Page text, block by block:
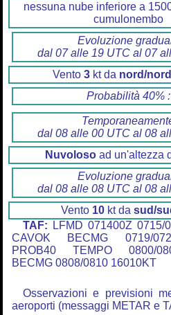
nessuna nube inferiore a
cumulonembo
Evoluzione
dal 07 alle 19 UTC al 07
Vento 3kt da nord/
Probabilità 40% :
dal 08 alle 00 UTC al 08
Nuvolosoad un'altezza
Evoluzione
dal 08 alle 08 UTC al 08
Vento 10kt da sud/
TAF: LFMD 071400Z 0715/
CAVOK BECMG 0719/
PROB40 TEMPO 0800/
BECMG 0808/0810 16010KT
Osservazioni e previsioni
aeroporti (messaggi METAR e